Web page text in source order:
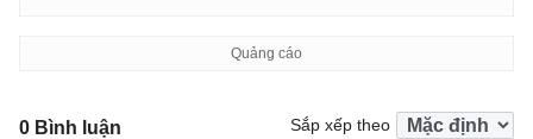
0 Bình luận Sắp xếp theo